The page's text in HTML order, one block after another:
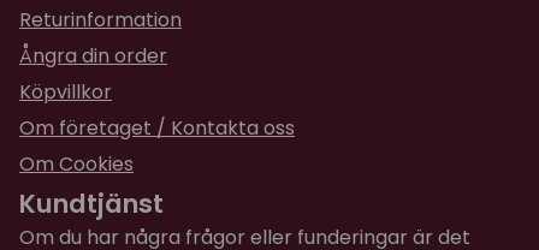
Returinformation
Ångra din order
Köpvillkor
Om företaget / Kontakta oss
Om Cookies
Kundtjänst
Om du har några frågor eller funderingar är det